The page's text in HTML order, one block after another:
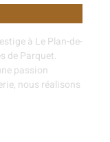
à Le Plan-de-
de Parquet.
passion
nous réalisons